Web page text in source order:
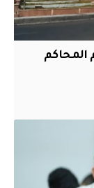
المحاكم